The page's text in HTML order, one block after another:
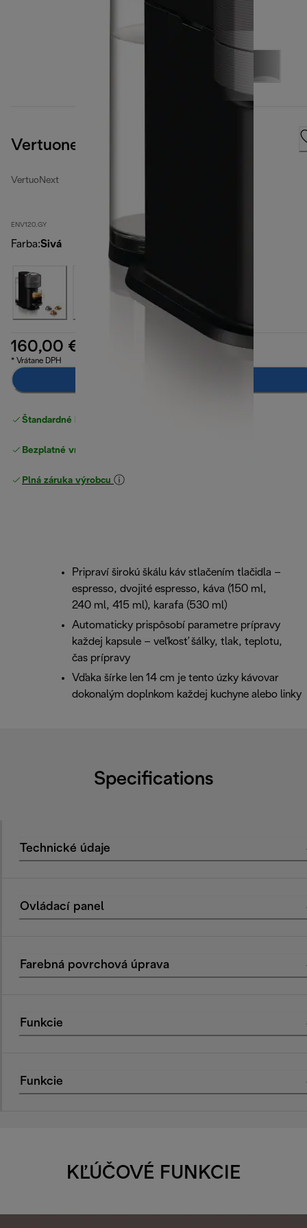
Vertuonext, Grey
VertuoNext
ENV120.GY
Farba:Sivá
160,00 €
* Vrátane DPH
Štandardné bezplatné doručenie
Bezplatné vrátenie tovaru
Plná záruka výrobcu
Pripraví širokú škálu káv stlačením tlačidla –
espresso, dvojité espresso, káva (150 ml,
240 ml, 415 ml), karafa (530 ml)
Automaticky prispôsobí parametre prípravy
každej kapsule – veľkosť šálky, tlak, teplotu,
čas prípravy
Vďaka šírke len 14 cm je tento úzky kávovar
dokonalým doplnkom každej kuchyne alebo linky
Specifications
Technické údaje
Ovládací panel
Farebná povrchová úprava
Funkcie
Funkcie
KĽÚČOVÉ FUNKCIE